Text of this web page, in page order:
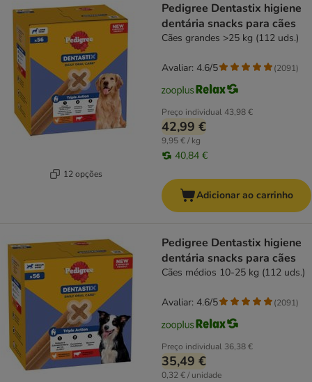
12 opções
Pedigree Dentastix higiene
dentária snacks para cães
Cães grandes >25 kg (112 uds.)
Preço individual43,98 €
42,99 €
9,95 € / kg
40,84 €
Avaliar: 4.6/5 (2091)
Adicionar ao carrinho
Pedigree Dentastix higiene
dentária snacks para cães
Cães médios 10-25 kg (112 uds.)
Preço individual 36,38 €
35,49 €
0,32 € / unidade
Avaliar: 4.6/5 (2091)